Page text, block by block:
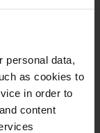
personal data,
as cookies to
in order to
content